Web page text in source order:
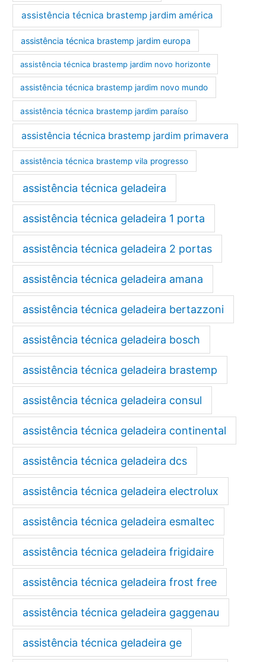
assistência técnica brastemp jardim américa
assistência técnica brastemp jardim europa
assistência técnica brastemp jardim novo horizonte
assistência técnica brastemp jardim novo mundo
assistência técnica brastemp jardim paraíso
assistência técnica brastemp jardim primavera
assistência técnica brastemp vila progresso
assistência técnica geladeira
assistência técnica geladeira 1 porta
assistência técnica geladeira 2 portas
assistência técnica geladeira amana
assistência técnica geladeira bertazzoni
assistência técnica geladeira bosch
assistência técnica geladeira brastemp
assistência técnica geladeira consul
assistência técnica geladeira continental
assistência técnica geladeira dcs
assistência técnica geladeira electrolux
assistência técnica geladeira esmaltec
assistência técnica geladeira frigidaire
assistência técnica geladeira frost free
assistência técnica geladeira gaggenau
assistência técnica geladeira ge